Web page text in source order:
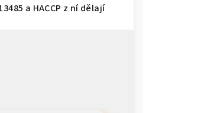
a HACCP z ní dělají